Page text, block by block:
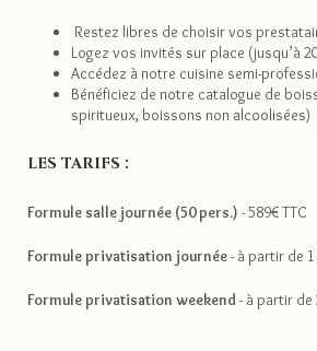
Restez libres de choisir vos
Logez vos invités sur place (jusqu’à
Accédez à notre cuisine semi-
Bénéficiez de notre catalogue de
spiritueux, boissons non alcoolisées)
LES TARIFS :
Formule salle journée (50 pers.) - 589€ TTC
Formule privatisation journée- à partir de 1
Formule privatisation weekend - à partir